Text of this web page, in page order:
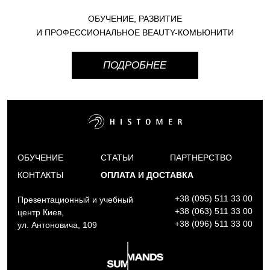
ОБУЧЕНИЕ, РАЗВИТИЕ
И ПРОФЕССИОНАЛЬНОЕ BEAUTY-КОМЬЮНИТИ
ПОДРОБНЕЕ
ОБУЧЕНИЕ
КОНТАКТЫ
СТАТЬИ
ПАРТНЕРСТВО
ОПЛАТА И ДОСТАВКА
Презентационный и учебный
центр Киев,
ул. Антоновича, 109
+38 (095) 511 33 00
+38 (063) 511 33 00
+38 (096) 511 33 00